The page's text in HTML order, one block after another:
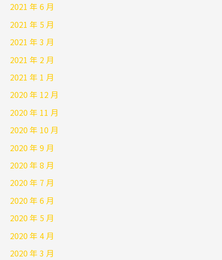
2021 年 6 月
2021 年 5 月
2021 年 3 月
2021 年 2 月
2021 年 1 月
2020 年 12 月
2020 年 11 月
2020 年 10 月
2020 年 9 月
2020 年 8 月
2020 年 7 月
2020 年 6 月
2020 年 5 月
2020 年 4 月
2020 年 3 月